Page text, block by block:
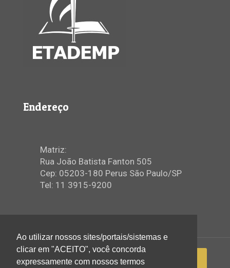
Endereço
Matriz:
Rua João Batista Fanton 505
Cep: 05203-180 Perus São Paulo/SP
Tel: 11 3915-9200
Ao utilizar nossos sites/portais/sistemas e
clicar em "ACEITO", você concorda
expressamente com nossos termos